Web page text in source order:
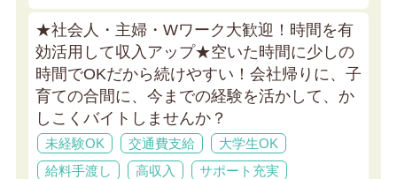
★社会人・主婦・Wワーク大歓迎！時間を有
効活用して収入アップ★空いた時間に少しの
時間でOKだから続けやすい！会社帰りに、子
育ての合間に、今までの経験を活かして、か
しこくバイトしませんか？
未経験OK 交通費支給
大学生OK
給料手渡し
高収入
サポート充実